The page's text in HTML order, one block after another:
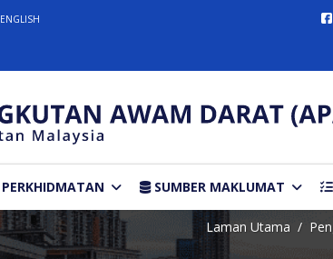
ENGLISH
PERKHIDMATAN SUMBER MAKLUMAT
Laman Utama